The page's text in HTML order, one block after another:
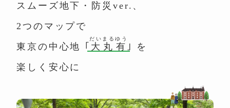
スムーズ地下・防災ver.、
2つのマップで
東京の中心地 ｢ 大丸有
だいまるゆう
｣
を
楽しく安心に